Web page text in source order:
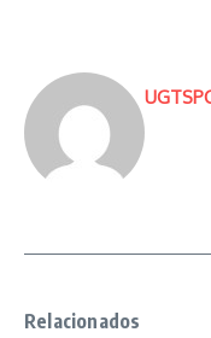
Relacionados